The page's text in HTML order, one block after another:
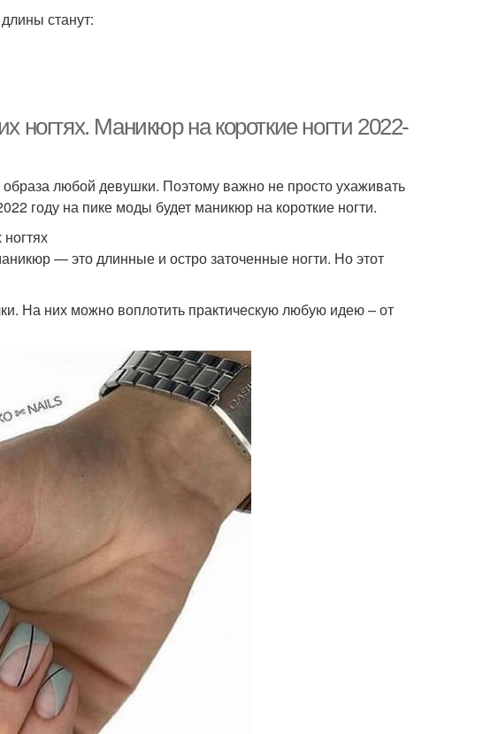
станут:
ногтях. Маникюр на короткие ногти 2022-
любой девушки. Поэтому важно не просто ухаживать
году на пике моды будет маникюр на короткие ногти.
— это длинные и остро заточенные ногти. Но этот
На них можно воплотить практическую любую идею – от